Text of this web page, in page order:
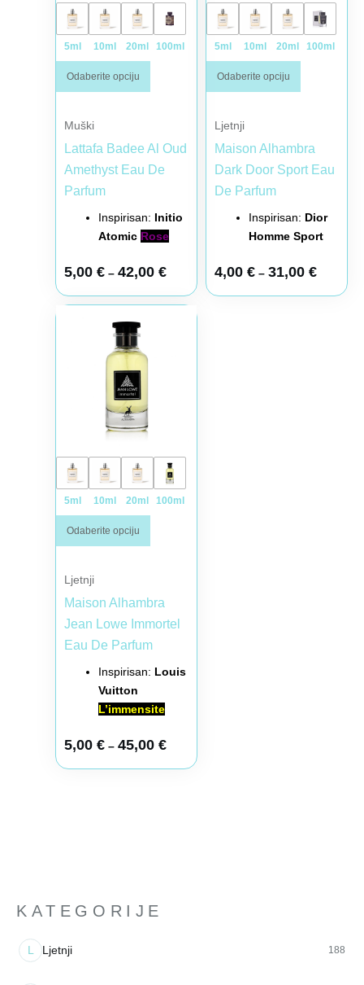
KATEGORIJE
L Ljetnji 188
5ml 10ml 20ml 100ml
Odaberite opciju
Muški
Lattafa Badee Al Oud
Amethyst Eau De
Parfum
Inspirisan: Initio
Atomic Rose
5,00 € – 42,00 €
5ml 10ml 20ml 100ml
Odaberite opciju
Ljetnji
Maison Alhambra
Dark Door Sport Eau
De Parfum
Inspirisan: Dior
Homme Sport
4,00 € – 31,00 €
5ml 10ml 20ml 100ml
Odaberite opciju
Ljetnji
Maison Alhambra
Jean Lowe Immortel
Eau De Parfum
Inspirisan: Louis
Vuitton
L’immensite
5,00 € – 45,00 €
Raspon cena: od 5,00 € do 45,00 €
Ovaj proizvod ima više varijanti. Opcije mogu biti